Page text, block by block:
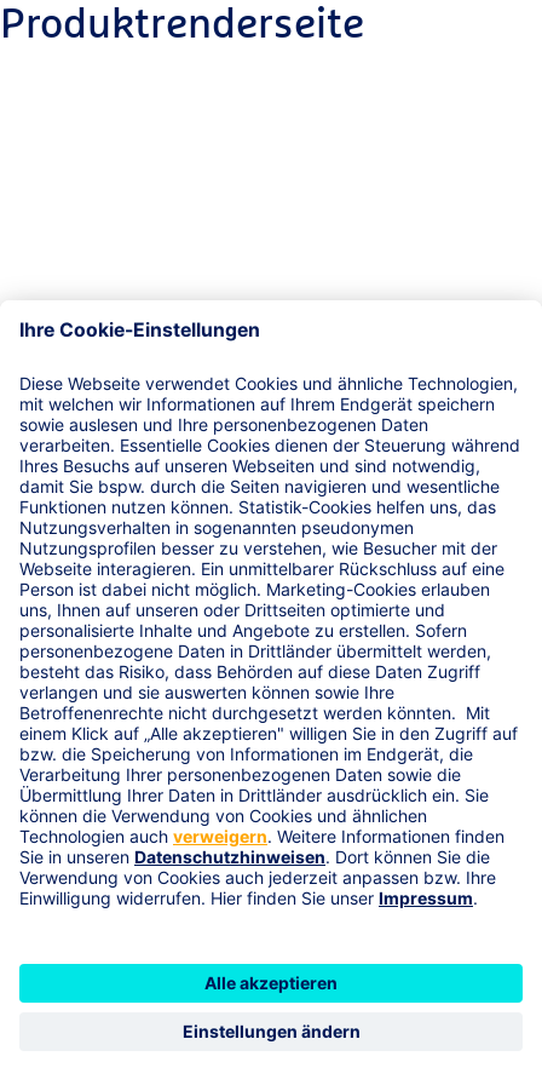
Produktrenderseite